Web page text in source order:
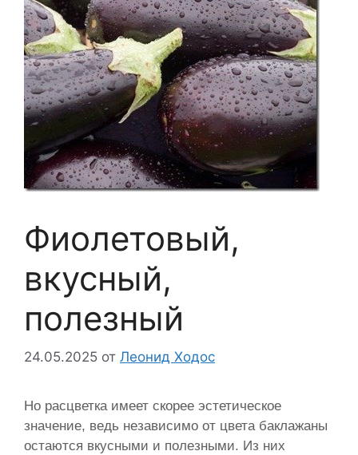
Фиолетовый,
вкусный,
полезный
24.05.2025 от Леонид Ходос
Но расцветка имеет скорее эстетическое
значение, ведь независимо от цвета баклажаны
остаются вкусными и полезными. Из них